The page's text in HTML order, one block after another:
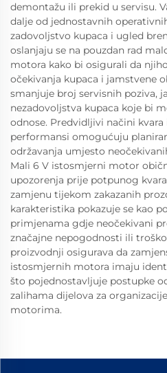
demontažu ili prekid u servisu.
dalje od jednostavnih
zadovoljstvo kupaca i ugled
oslanjaju se na pouzdan rad
motora kako bi osigurali da
očekivanja kupaca i jamstvene
smanjuje broj servisnih poziva,
nezadovoljstva kupaca koje bi
odnose. Predvidljivi načini
performansi omogućuju
održavanja umjesto
Mali 6 V istosmjerni motor
upozorenja prije potpunog
zamjenu tijekom zakazanih
karakteristika pokazuje se kao
primjenama gdje neočekivani
značajne nepogodnosti ili
proizvodnji osigurava da
istosmjernih motora imaju
što pojednostavljuje postupke
zalihama dijelova za
motorima.